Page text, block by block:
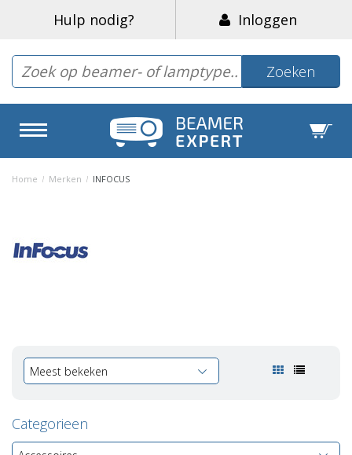
Hulp nodig? Inloggen
Zoeken
Home / Merken / INFOCUS
Meest bekeken
Categorieen